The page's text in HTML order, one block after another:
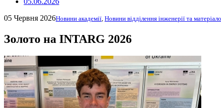
05 Червня 2026Новини академії, Новини відділення інженерії та
Золото на INTARG 2026